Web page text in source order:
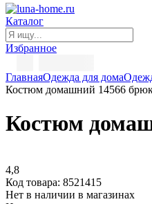
Каталог
Избранное
ГлавнаяОдежда для дома
Костюм домашний 14566
Костюм
4,8
Код товара: 8521415
Нет в наличии в магазинах